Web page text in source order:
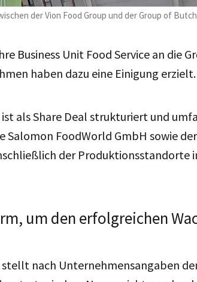
der Vion Food Group und der Group of
Business Unit Food Service an die
haben dazu eine Einigung erzielt.
als Share Deal strukturiert und
Salomon FoodWorld GmbH sowie
der Produktionsstandorte
um den erfolgreichen
nach Unternehmensangaben